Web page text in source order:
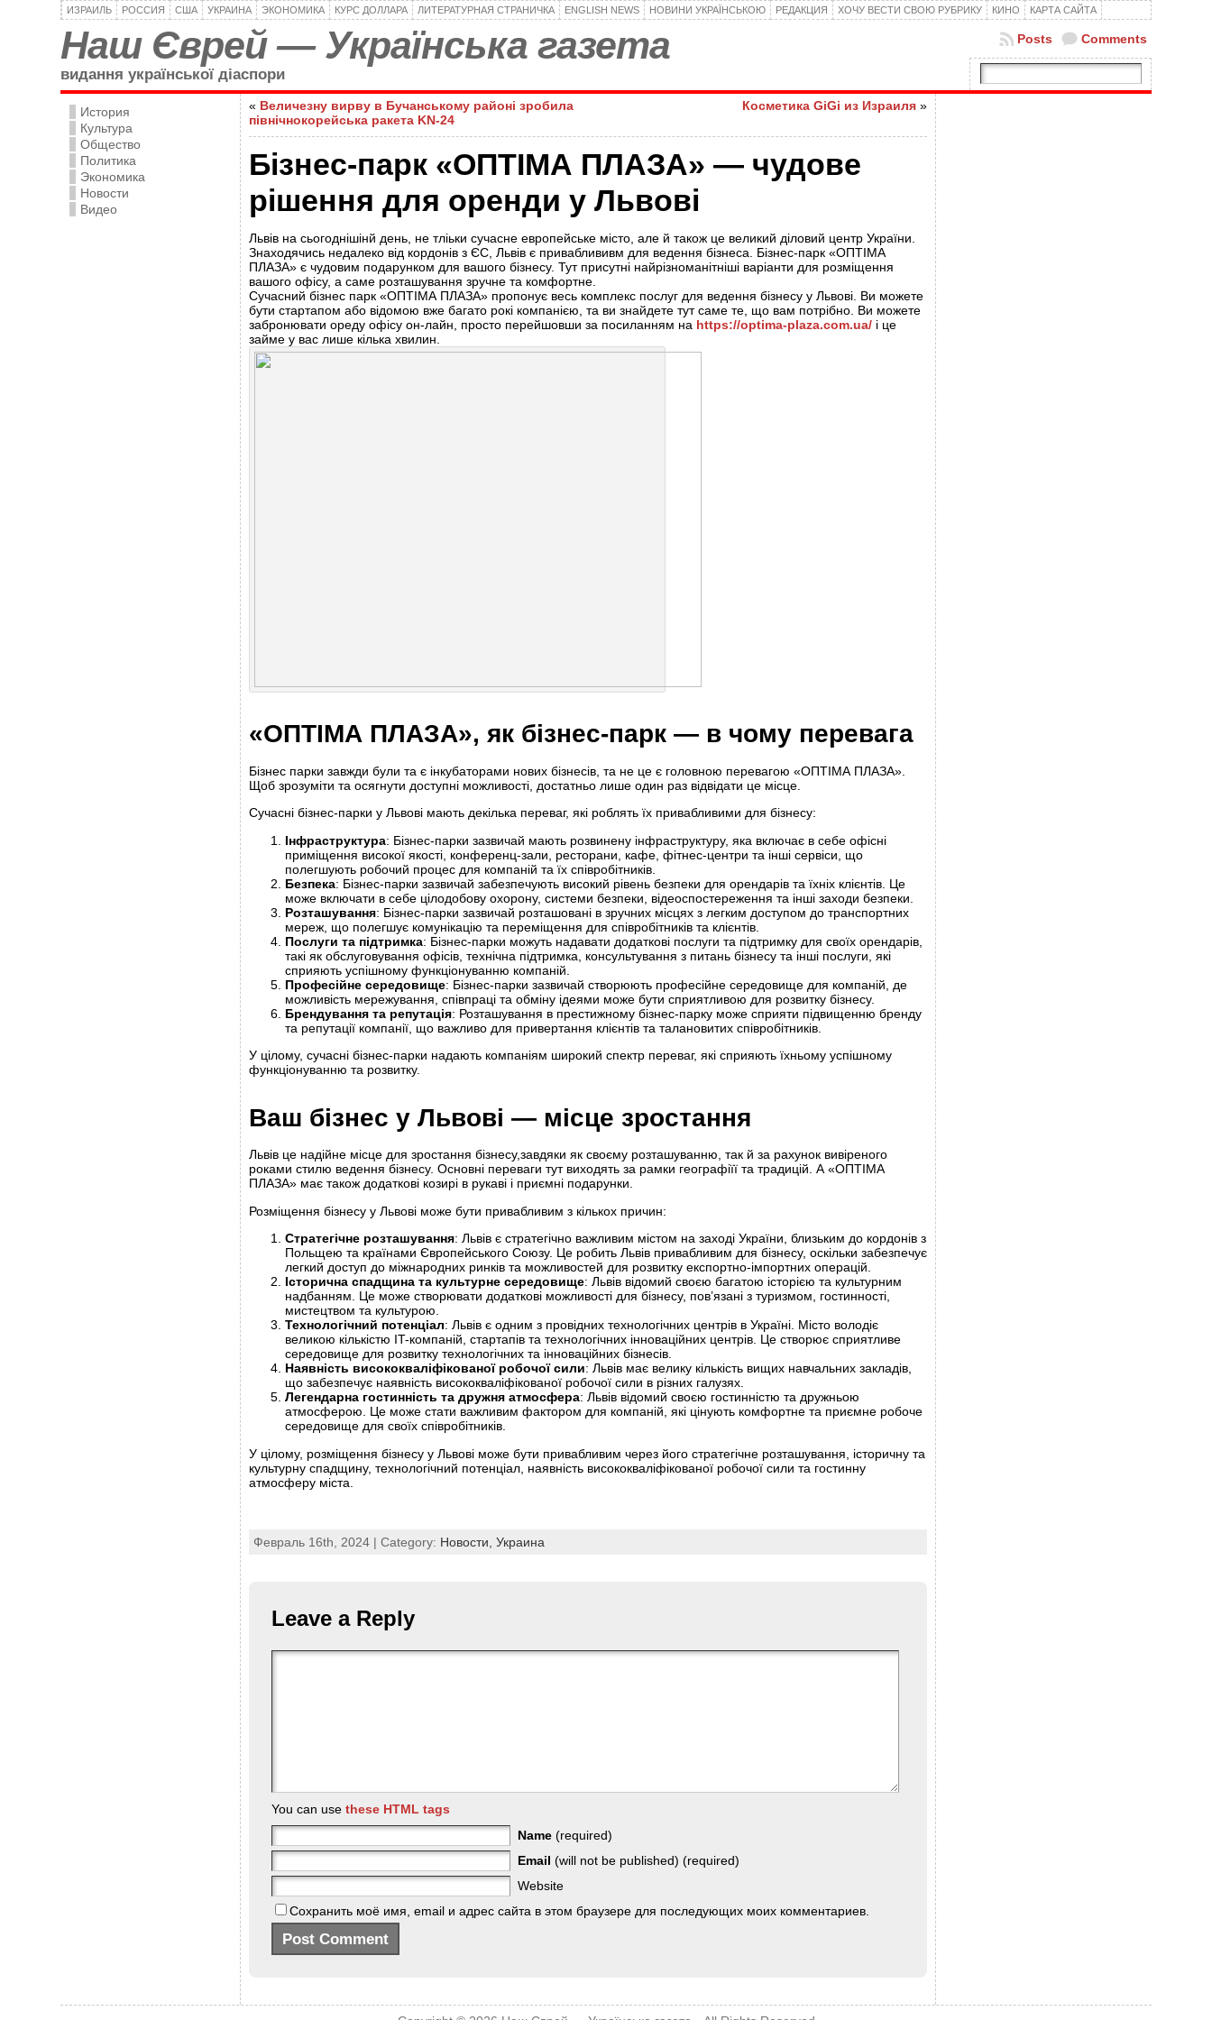
ИЗРАИЛЬ РОССИЯ США УКРАИНА ЭКОНОМИКА КУРС ДОЛЛАРА ЛИТЕРАТУРНАЯ СТРАНИЧКА ENGLISH NEWS НОВИНИ УКРАЇНСЬКОЮ РЕДАКЦИЯ ХОЧУ ВЕСТИ СВОЮ РУБРИКУ КИНО КАРТА САЙТА
Наш Єврей — Українська газета
видання української діаспори
Comments
Posts
История
Культура
Общество
Политика
Экономика
Новости
Видео
« Величезну вирву в Бучанському районі зробила
північнокорейська ракета KN-24
Косметика GiGi из Израиля »
Бізнес-парк «ОПТІМА ПЛАЗА» — чудове
рішення для оренди у Львові
Львів на сьогоднішінй день, не тліьки сучасне европейське місто, але й також це великий діловий центр України.
Знаходячись недалеко від кордонів з ЄС, Львів є приваблививм для ведення бізнеса. Бізнес-парк «ОПТІМА
ПЛАЗА» є чудовим подарунком для вашого бізнесу. Тут присутні найрізноманітніші варіанти для розміщення
вашого офісу, а саме розташування зручне та комфортне.
Сучасний бізнес парк «ОПТІМА ПЛАЗА» пропонує весь комплекс послуг для ведення бізнесу у Львові. Ви можете
бути стартапом або відомою вже багато рокі компанією, та ви знайдете тут саме те, що вам потрібно. Ви можете
забронювати ореду офісу он-лайн, просто перейшовши за посиланням на https://optima-plaza.com.ua/ і це
займе у вас лише кілька хвилин.
«ОПТІМА ПЛАЗА», як бізнес-парк — в чому перевага
Бізнес парки завжди були та є інкубаторами нових бізнесів, та не це є головною перевагою «ОПТІМА ПЛАЗА».
Щоб зрозуміти та осягнути доступні можливості, достатньо лише один раз відвідати це місце.
Сучасні бізнес-парки у Львові мають декілька переваг, які роблять їх привабливими для бізнесу:
Інфраструктура: Бізнес-парки зазвичай мають розвинену інфраструктуру, яка включає в себе офісні
приміщення високої якості, конференц-зали, ресторани, кафе, фітнес-центри та інші сервіси, що
полегшують робочий процес для компаній та їх співробітників.
Безпека: Бізнес-парки зазвичай забезпечують високий рівень безпеки для орендарів та їхніх клієнтів. Це
може включати в себе цілодобову охорону, системи безпеки, відеоспостереження та інші заходи безпеки.
Розташування: Бізнес-парки зазвичай розташовані в зручних місцях з легким доступом до транспортних
мереж, що полегшує комунікацію та переміщення для співробітників та клієнтів.
Послуги та підтримка: Бізнес-парки можуть надавати додаткові послуги та підтримку для своїх орендарів,
такі як обслуговування офісів, технічна підтримка, консультування з питань бізнесу та інші послуги, які
сприяють успішному функціонуванню компаній.
Професійне середовище: Бізнес-парки зазвичай створюють професійне середовище для компаній, де
можливість мережування, співпраці та обміну ідеями може бути сприятливою для розвитку бізнесу.
Брендування та репутація: Розташування в престижному бізнес-парку може сприяти підвищенню бренду
та репутації компанії, що важливо для привертання клієнтів та талановитих співробітників.
У цілому, сучасні бізнес-парки надають компаніям широкий спектр переваг, які сприяють їхньому успішному
функціонуванню та розвитку.
Ваш бізнес у Львові — місце зростання
Львів це надійне місце для зростання бізнесу,завдяки як своєму розташуванню, так й за рахунок вивіреного
роками стилю ведення бізнесу. Основні переваги тут виходять за рамки географіїї та традицій. А «ОПТІМА
ПЛАЗА» має також додаткові козирі в рукаві і приємні подарунки.
Розміщення бізнесу у Львові може бути привабливим з кількох причин:
Стратегічне розташування: Львів є стратегічно важливим містом на заході України, близьким до кордонів з
Польщею та країнами Європейського Союзу. Це робить Львів привабливим для бізнесу, оскільки забезпечує
легкий доступ до міжнародних ринків та можливостей для розвитку експортно-імпортних операцій.
Історична спадщина та культурне середовище: Львів відомий своєю багатою історією та культурним
надбанням. Це може створювати додаткові можливості для бізнесу, пов’язані з туризмом, гостинності,
мистецтвом та культурою.
Технологічний потенціал: Львів є одним з провідних технологічних центрів в Україні. Місто володіє
великою кількістю IT-компаній, стартапів та технологічних інноваційних центрів. Це створює сприятливе
середовище для розвитку технологічних та інноваційних бізнесів.
Наявність висококваліфікованої робочої сили: Львів має велику кількість вищих навчальних закладів,
що забезпечує наявність висококваліфікованої робочої сили в різних галузях.
Легендарна гостинність та дружня атмосфера: Львів відомий своєю гостинністю та дружньою
атмосферою. Це може стати важливим фактором для компаній, які цінують комфортне та приємне робоче
середовище для своїх співробітників.
У цілому, розміщення бізнесу у Львові може бути привабливим через його стратегічне розташування, історичну та
культурну спадщину, технологічний потенціал, наявність висококваліфікованої робочої сили та гостинну
атмосферу міста.
Февраль 16th, 2024 | Category: Новости, Украина
Leave a Reply
You can use these HTML tags
Name (required)
Email (will not be published) (required)
Website
Сохранить моё имя, email и адрес сайта в этом браузере для последующих моих комментариев.